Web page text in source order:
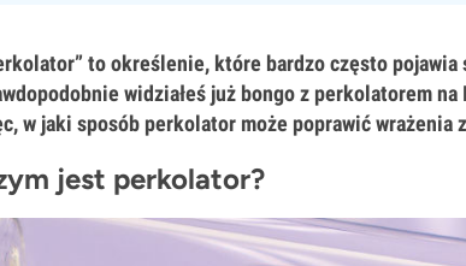
to określenie, które bardzo często
widziałeś już bongo z perkolatorem
w jaki sposób perkolator może poprawić wrażenia
jest perkolator?